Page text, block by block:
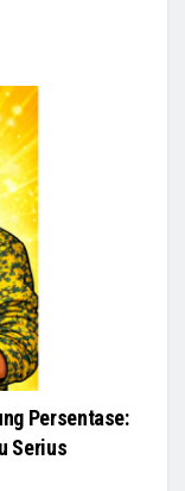
Persentase:
Serius